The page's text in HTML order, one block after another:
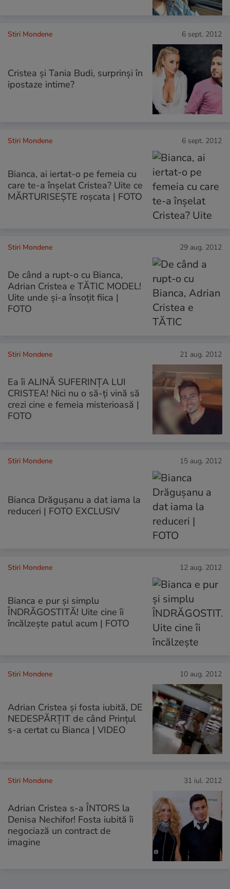
Stiri Mondene 6 sept. 2012
Cristea şi Tania Budi, surprinşi în
ipostaze intime?
Stiri Mondene 6 sept. 2012
Bianca, ai iertat-o pe femeia cu
care te-a înşelat Cristea? Uite ce
MĂRTURISEŞTE roşcata | FOTO
Stiri Mondene 29 aug. 2012
De când a rupt-o cu Bianca,
Adrian Cristea e TĂTIC MODEL!
Uite unde şi-a însoţit fiica |
FOTO
Stiri Mondene 21 aug. 2012
Ea îi ALINĂ SUFERINŢA LUI
CRISTEA! Nici nu o să-ţi vină să
crezi cine e femeia misterioasă |
FOTO
Stiri Mondene 15 aug. 2012
Bianca Drăgușanu a dat iama la
reduceri | FOTO EXCLUSIV
Stiri Mondene 12 aug. 2012
Bianca e pur şi simplu
ÎNDRĂGOSTITĂ! Uite cine îi
încălzeşte patul acum | FOTO
Stiri Mondene 10 aug. 2012
Adrian Cristea și fosta iubită, DE
NEDESPĂRȚIT de când Prințul
s-a certat cu Bianca | VIDEO
Stiri Mondene 31 iul. 2012
Adrian Cristea s-a ÎNTORS la
Denisa Nechifor! Fosta iubită îi
negociază un contract de
imagine